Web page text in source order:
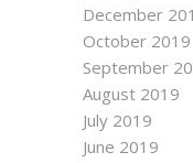
December
October 2019
September
August 2019
July 2019
June 2019